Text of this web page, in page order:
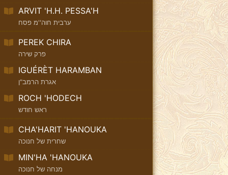
ARVIT 'H.H. PESSA'H
ערבית חוה''מ פסח
PEREK CHIRA
פרק שירה
IGUÉRÈT HARAMBAN
אגרת הרמב"ן
ROCH 'HODECH
ראש חודש
CHA'HARIT 'HANOUKA
שחרית של חנוכה
MIN'HA 'HANOUKA
מנחה של חנוכה